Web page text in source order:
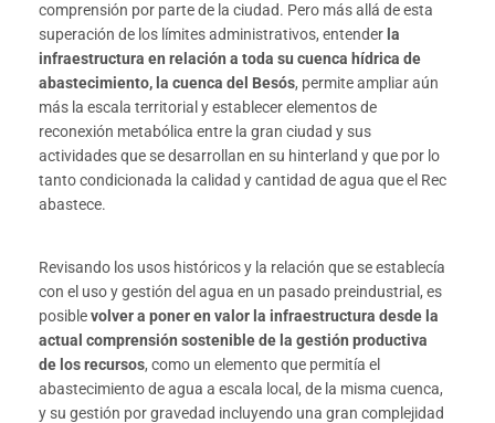
comprensión por parte de la ciudad. Pero más allá de esta
superación de los límites administrativos, entender la
infraestructura en relación a toda su cuenca hídrica de
abastecimiento, la cuenca del Besós, permite ampliar aún
más la escala territorial y establecer elementos de
reconexión metabólica entre la gran ciudad y sus
actividades que se desarrollan en su hinterland y que por lo
tanto condicionada la calidad y cantidad de agua que el Rec
abastece.
Revisando los usos históricos y la relación que se establecía
con el uso y gestión del agua en un pasado preindustrial, es
posiblevolver a poner en valor la infraestructura desde la
actual comprensión sostenible de la gestión productiva
de los recursos, como un elemento que permitía el
abastecimiento de agua a escala local, de la misma cuenca,
y su gestión por gravedad incluyendo una gran complejidad